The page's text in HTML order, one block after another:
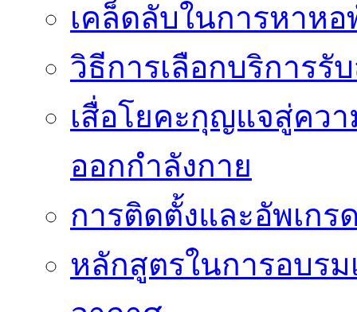
เคล็ดลับในการหาหอ
วิธีการเลือกบริการรั
เสื่อโยคะกุญแจสู่คว
ออกกำลังกาย
การติดตั้งและอัพเกรด
หลักสูตรในการอบร